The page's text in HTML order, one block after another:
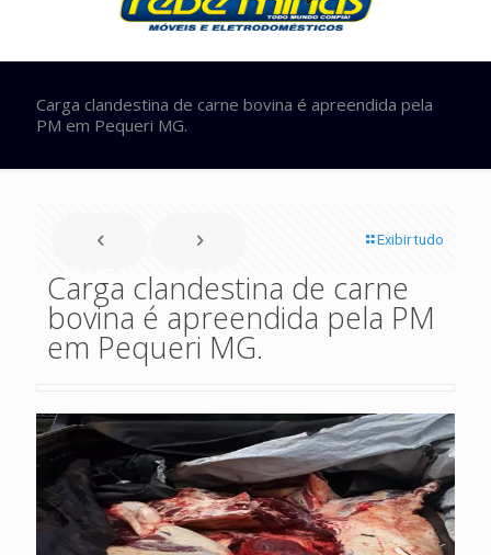
Carga clandestina de carne bovina é apreendida pela
PM em Pequeri MG.
Exibir tudo
Carga clandestina de carne
bovina é apreendida pela PM
em Pequeri MG.